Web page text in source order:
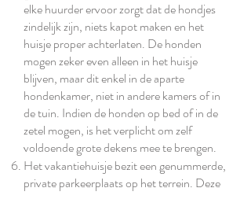
elke huurder ervoor zorgt dat de hondjes
zindelijk zijn, niets kapot maken en het
huisje proper achterlaten. De honden
mogen zeker even alleen in het huisje
blijven, maar dit enkel in de aparte
hondenkamer, niet in andere kamers of in
de tuin. Indien de honden op bed of in de
zetel mogen, is het verplicht om zelf
voldoende grote dekens mee te brengen.
Het vakantiehuisje bezit een genummerde,
private parkeerplaats op het terrein. Deze